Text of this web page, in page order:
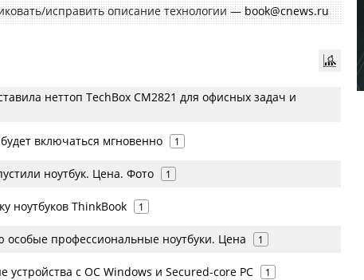
исправить описание технологии —book@cnews.ru
неттоп TechBox CM2821 для офисных задач и
включаться мгновенно 1
ноутбук. Цена. Фото 1
ноутбуков ThinkBook 1
особые профессиональные ноутбуки. Цена 1
устройства с ОС Windows и Secured-core PC 1